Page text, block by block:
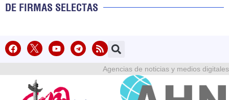
DE FIRMAS SELECTAS
Agencias de noticias y medios digitales